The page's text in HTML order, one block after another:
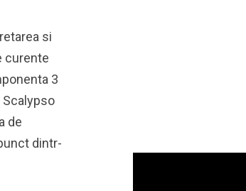
si
curente
3
de
dintr-